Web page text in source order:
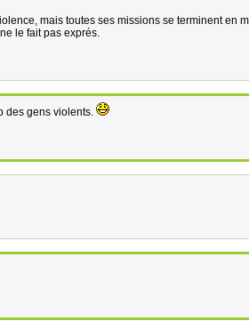
mais toutes ses missions se terminent en
le fait pas exprés.
des gens violents.